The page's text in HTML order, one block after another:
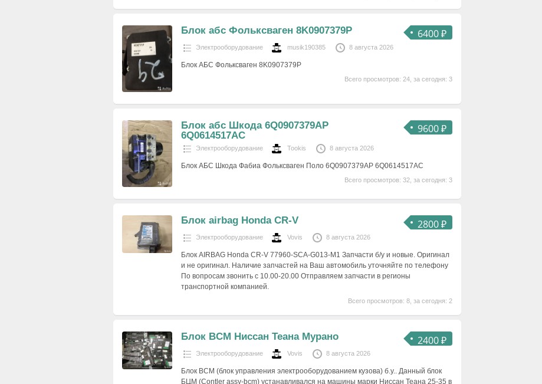
6400 ₽
Блок абс Фольксваген 8K0907379P
Электрооборудование musik190385 8 августа 2026
Блок АБС Фольксваген 8K0907379P
Всего просмотров: 24, за сегодня: 3
9600 ₽
Блок абс Шкода 6Q0907379AP
6Q0614517AC
Электрооборудование Tookis 8 августа 2026
Блок АБС Шкода Фабиа Фольксваген Поло 6Q0907379AP 6Q0614517AC
Всего просмотров: 32, за сегодня: 3
2800 ₽
Блок airbag Honda CR-V
Электрооборудование Vovis 8 августа 2026
Блок AIRBAG Honda CR-V 77960-SCA-G013-M1 Запчасти б/у и новые. Оригинал
и не оригинал. Наличие запчастей на Ваш автомобиль уточняйте по телефону
По вопросам звонить с 10.00-20.00 Отправляем запчасти в регионы
транспортной компанией.
Всего просмотров: 8, за сегодня: 2
2400 ₽
Блок BCM Ниссан Теана Мурано
Электрооборудование Vovis 8 августа 2026
Блок BCM (блок управления электрооборудованием кузова) б.у.. Данный блок
БЦМ (Contler assy-bcm) устанавливался на машины марки Ниссан Теана 25-35 в